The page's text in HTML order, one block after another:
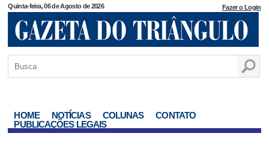
Quinta-feira, 06 de Agosto de 2026 Fazer o Login
HOME NOTÍCIAS COLUNAS
CONTATO
PUBLICAÇÕES LEGAIS